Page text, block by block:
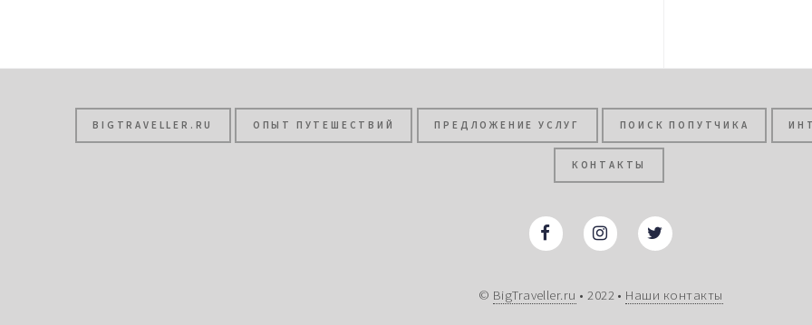
BIGTRAVELLER.RU ОПЫТ ПУТЕШЕСТВИЙ ПРЕДЛОЖЕНИЕ УСЛУГ ПОИСК ПОПУТЧИКА
КОНТАКТЫ
© BigTraveller.ru • 2022 • Наши контакты